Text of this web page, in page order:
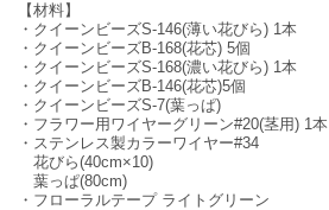
【材料】
・クイーンビーズS-146(薄い花びら) 1本
・クイーンビーズB-168(花芯) 5個
・クイーンビーズS-168(濃い花びら) 1本
・クイーンビーズB-146(花芯)5個
・クイーンビーズS-7(葉っぱ)
・フラワー用ワイヤーグリーン#20(茎用) 1本
・ステンレス製カラーワイヤー#34
花びら(40cm×10)
葉っぱ(80cm)
・フローラルテープ ライトグリーン